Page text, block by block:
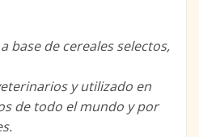
base de cereales selectos,
y utilizado en
de todo el mundo y por